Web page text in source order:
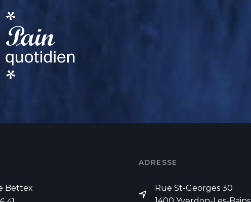
Bettex
ADRESSE
Rue St-Georges 30